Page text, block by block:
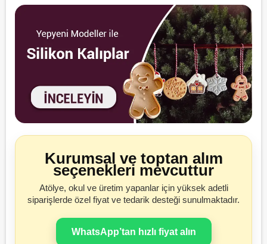
Kurumsal ve toptan alım
seçenekleri mevcuttur
Atölye, okul ve üretim yapanlar için yüksek adetli
siparişlerde özel fiyat ve tedarik desteği sunulmaktadır.
WhatsApp’tan hızlı fiyat alın